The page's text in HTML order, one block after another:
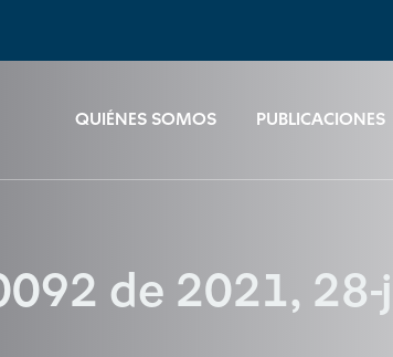
QUIÉNES SOMOS PUBLICACIONES
de 2021, 28-